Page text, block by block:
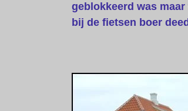
geblokkeerd was
bij de fietsen boer